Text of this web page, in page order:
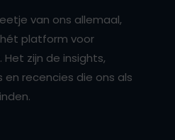
van ons allemaal,
hét platform voor
zijn de insights,
recencies die ons als